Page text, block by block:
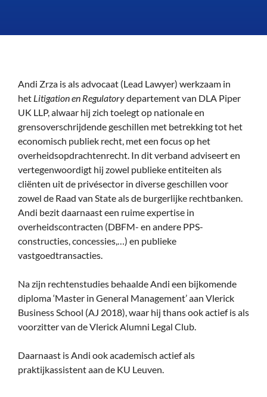
Andi Zrza is als advocaat (Lead Lawyer) werkzaam in
het Litigation en Regulatorydepartement van DLA Piper
UK LLP, alwaar hij zich toelegt op nationale en
grensoverschrijdende geschillen met betrekking tot het
economisch publiek recht, met een focus op het
overheidsopdrachtenrecht. In dit verband adviseert en
vertegenwoordigt hij zowel publieke entiteiten als
cliënten uit de privésector in diverse geschillen voor
zowel de Raad van State als de burgerlijke rechtbanken.
Andi bezit daarnaast een ruime expertise in
overheidscontracten (DBFM- en andere PPS-
constructies, concessies,…) en publieke
vastgoedtransacties.
Na zijn rechtenstudies behaalde Andi een bijkomende
diploma ‘Master in General Management’ aan Vlerick
Business School (AJ 2018), waar hij thans ook actief is als
voorzitter van de Vlerick Alumni Legal Club.
Daarnaast is Andi ook academisch actief als
praktijkassistent aan de KU Leuven.